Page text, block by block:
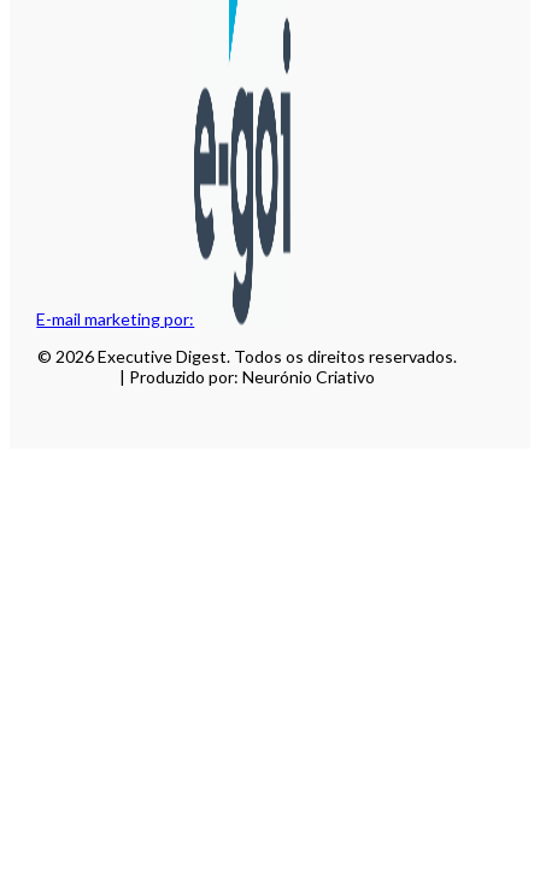
E-mail marketing por:
© 2026 Executive Digest. Todos os direitos reservados.
| Produzido por: Neurónio Criativo